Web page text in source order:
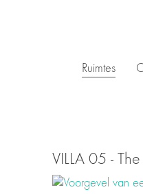
Ruimtes
VILLA 05 -